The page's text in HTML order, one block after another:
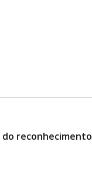
reconhecimento